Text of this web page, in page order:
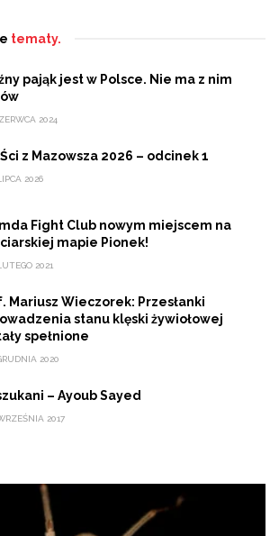
tematy.
pająk jest w Polsce. Nie ma z nim
2024
z Mazowsza 2026 – odcinek 1
2026
Fight Club nowym miejscem na
mapie Pionek!
2021
Mariusz Wieczorek: Przesłanki
stanu klęski żywiołowej
spełnione
2020
– Ayoub Sayed
2017